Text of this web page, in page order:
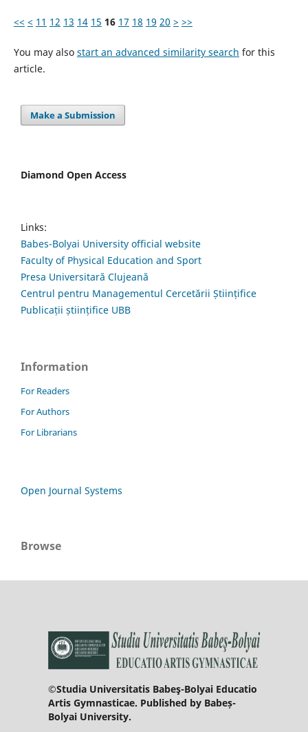
<< < 11 12 13 14 15 16 17 18 19 20 > >>
You may also start an advanced similarity search for this
article.
Make a Submission
Diamond Open Access
Links:
Babes-Bolyai University official website
Faculty of Physical Education and Sport
Presa Universitară Clujeană
Centrul pentru Managementul Cercetării Științifice
Publicații științifice UBB
Information
For Readers
For Authors
For Librarians
Open Journal Systems
Browse
©Studia Universitatis Babeş-Bolyai Educatio
Artis Gymnasticae. Published by Babeș-
Bolyai University.